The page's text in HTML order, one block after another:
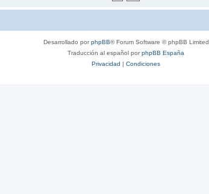
Desarrollado porphpBB® Forum Software © phpBB Limited
Traducción al español porphpBB España
Privacidad | Condiciones